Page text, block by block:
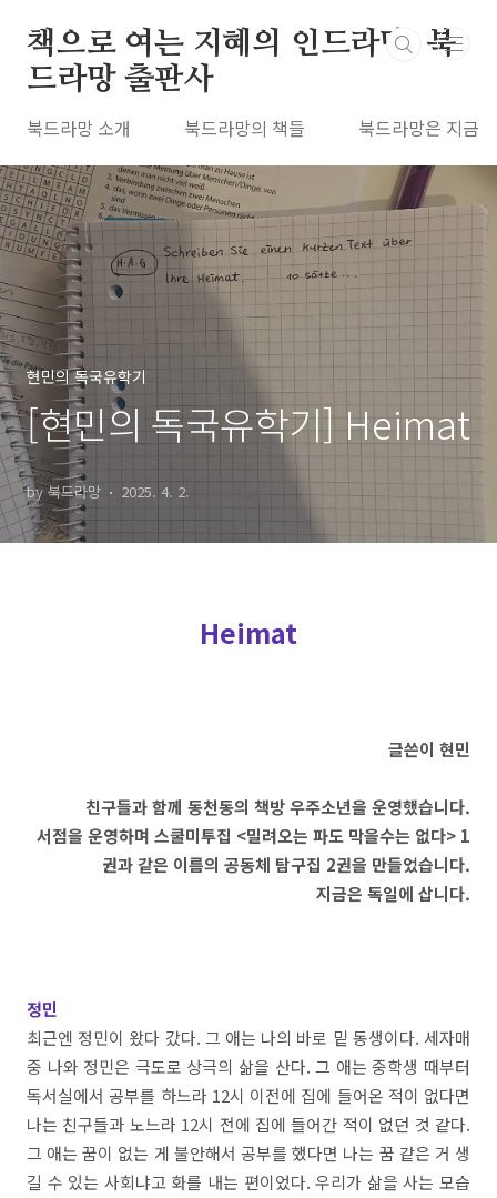
책으로 여는 지혜의 인드라망, 북
드라망 출판사
북드라망 소개 북드라망의 책들 북드라망은 지금
현민의 독국유학기
[현민의 독국유학기] Heimat
by 북드라망 2025. 4. 2.
Heimat
글쓴이 현민
친구들과 함께 동천동의 책방 우주소년을 운영했습니다.
서점을 운영하며 스쿨미투집 <밀려오는 파도 막을수는 없다> 1
권과 같은 이름의 공동체 탐구집 2권을 만들었습니다.
지금은 독일에 삽니다.
정민
최근엔 정민이 왔다 갔다. 그 애는 나의 바로 밑 동생이다. 세자매
중 나와 정민은 극도로 상극의 삶을 산다. 그 애는 중학생 때부터
독서실에서 공부를 하느라 12시 이전에 집에 들어온 적이 없다면
나는 친구들과 노느라 12시 전에 집에 들어간 적이 없던 것 같다.
그 애는 꿈이 없는 게 불안해서 공부를 했다면 나는 꿈 같은 거 생
길 수 있는 사회냐고 화를 내는 편이었다. 우리가 삶을 사는 모습